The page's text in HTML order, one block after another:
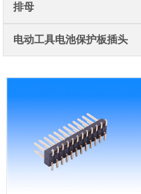
排母
电动工具电池保护板插头